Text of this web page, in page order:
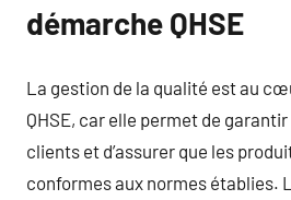
démarche QHSE
La gestion de la qualité est au
QHSE, car elle permet de
clients et d’assurer que les
conformes aux normes établies.